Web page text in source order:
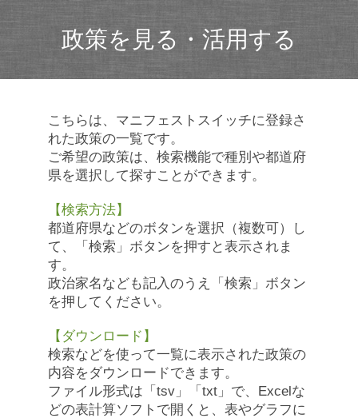
政策を見る・活用する
こちらは、マニフェストスイッチに登録さ
れた政策の一覧です。
ご希望の政策は、検索機能で種別や都道府
県を選択して探すことができます。
【検索方法】
都道府県などのボタンを選択（複数可）し
て、「検索」ボタンを押すと表示されま
す。
政治家名なども記入のうえ「検索」ボタン
を押してください。
【ダウンロード】
検索などを使って一覧に表示された政策の
内容をダウンロードできます。
ファイル形式は「tsv」「txt」で、Excelな
どの表計算ソフトで開くと、表やグラフに